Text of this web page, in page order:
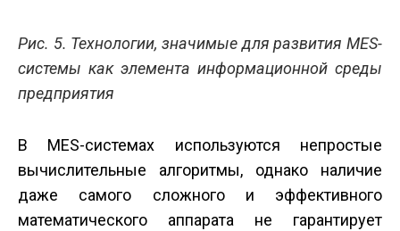
Рис. 5. Технологии, значимые для развития MES-
системы как элемента информационной среды
предприятия
В MES-системах используются непростые
вычислительные алгоритмы, однако наличие
даже самого сложного и эффективного
математического аппарата не гарантирует